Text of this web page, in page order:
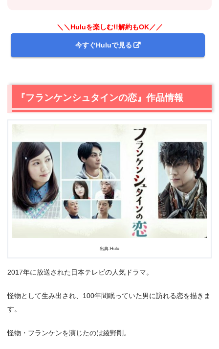
CD/DVD宅配レンタル
＼＼30日間無料!!お試し解約もOK／／
今すぐ無料でTSUTAYA TVで見る
＼＼Huluを楽しむ!!解約もOK／／
今すぐHuluで見る
『フランケンシュタインの恋』作品情報
出典:Hulu
2017年に放送された日本テレビの人気ドラマ。
怪物として生み出され、100年間眠っていた男に訪れる恋を描きま
す。
怪物・フランケンを演じたのは綾野剛。